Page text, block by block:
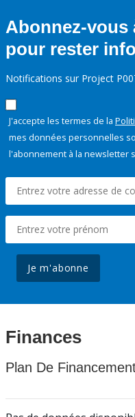
Abonnez-vous
pour rester
Notifications sur Project
J'accepte les termes de la
mes données personnelles
l'abonnement à la newsletter
Je m'abonne
Finances
Plan De